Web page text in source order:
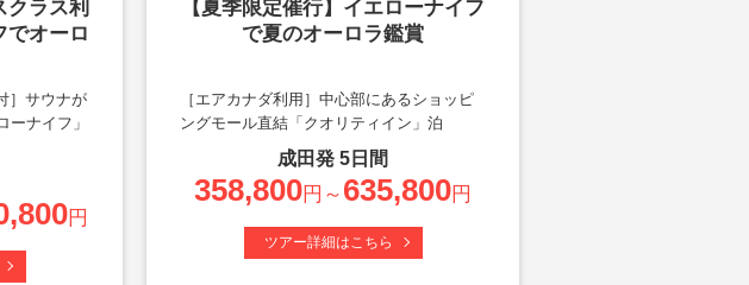
クラス利
でオーロ
］サウナが
ーナイフ」
円
【夏季限定催行】イエローナイフ
で夏のオーロラ鑑賞
［エアカナダ利用］中心部にあるショッピ
ングモール直結「クオリティイン」泊
成田発5 日間
358,800円～ 635,800円
ツアー詳細はこちら